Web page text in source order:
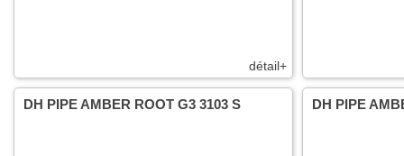
détail+
DH PIPE AMBER ROOT G3 3103 S DH PIPE